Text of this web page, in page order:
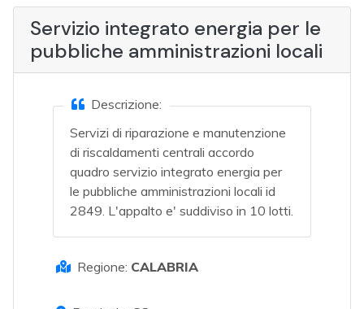
Servizio integrato energia per le
pubbliche amministrazioni locali
Descrizione:
Servizi di riparazione e manutenzione
di riscaldamenti centrali accordo
quadro servizio integrato energia per
le pubbliche amministrazioni locali id
2849. L'appalto e' suddiviso in 10 lotti.
Regione: CALABRIA